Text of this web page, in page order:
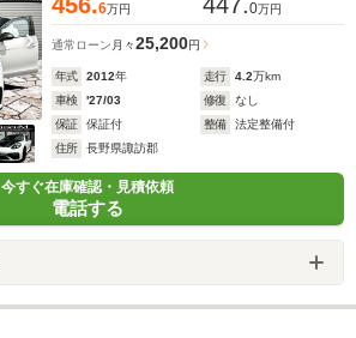
6万円 0万円
通常ローン 月々25,200円
年式 2012年 走行 4.2万km
車検
'27/03 修復
なし
保証
保証付 整備
法定整備付
住所
長野県諏訪郡
今すぐ在庫確認・見積依頼
電話する